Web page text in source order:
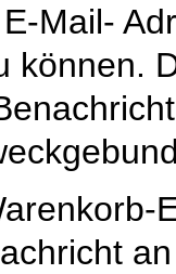
Mail-
können.